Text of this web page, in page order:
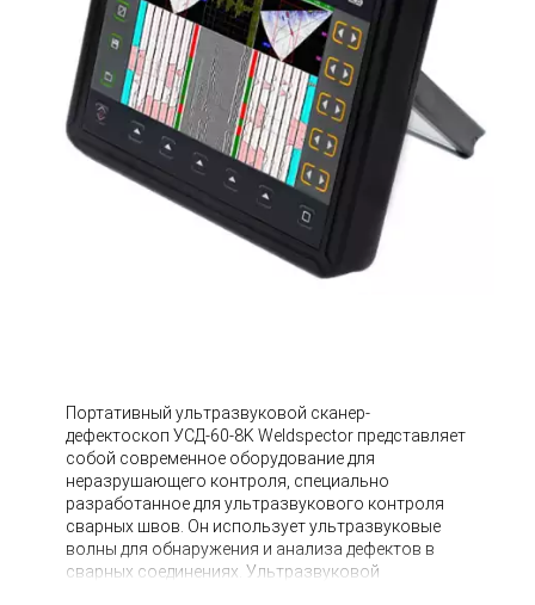
Портативный ультразвуковой сканер-
дефектоскоп УСД-60-8K Weldspector представляет
собой современное оборудование для
неразрушающего контроля, специально
разработанное для ультразвукового контроля
сварных швов. Он использует ультразвуковые
волны для обнаружения и анализа дефектов в
сварных соединениях. Ультразвуковой